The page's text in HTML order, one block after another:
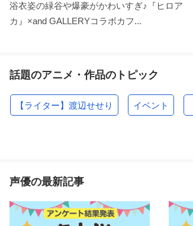
浴衣姿の緑谷や爆豪がかわいすぎ♪『ヒロア
カ』×and GALLERYコラボカフ...
話題のアニメ・作品のトピック
【ライター】渡辺せせり イベント
声優の最新記事